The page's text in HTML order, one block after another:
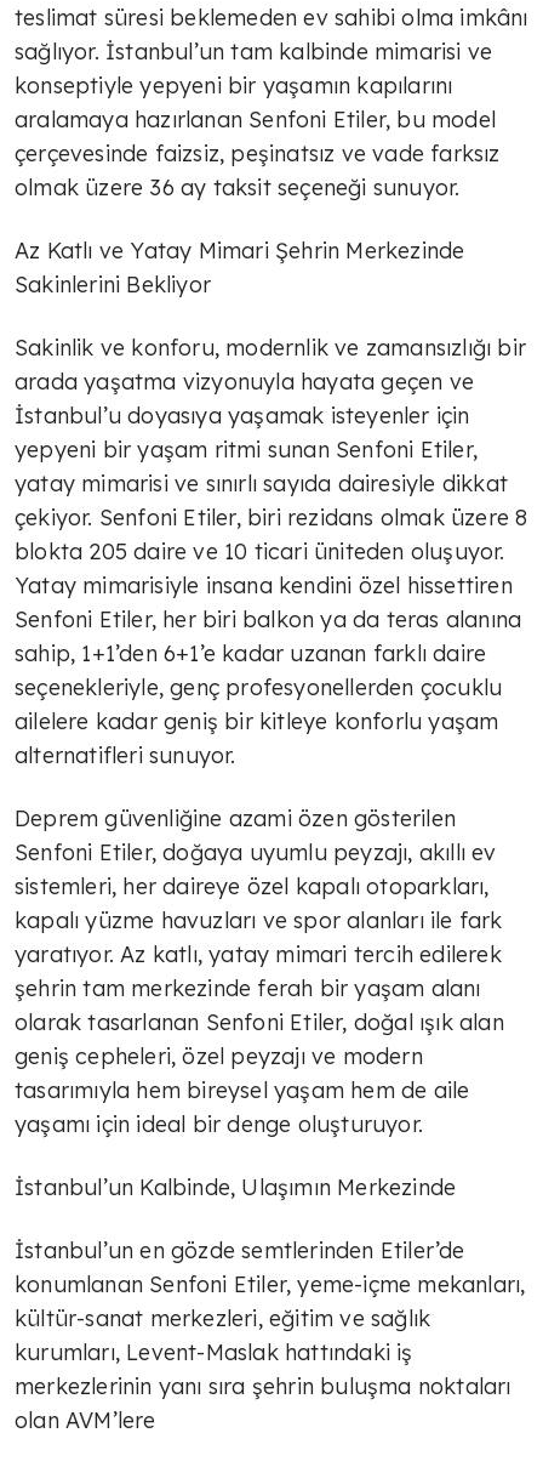
teslimat süresi beklemeden ev sahibi olma imkânı
sağlıyor. İstanbul’un tam kalbinde mimarisi ve
konseptiyle yepyeni bir yaşamın kapılarını
aralamaya hazırlanan Senfoni Etiler, bu model
çerçevesinde faizsiz, peşinatsız ve vade farksız
olmak üzere 36 ay taksit seçeneği sunuyor.
Az Katlı ve Yatay Mimari Şehrin Merkezinde
Sakinlerini Bekliyor
Sakinlik ve konforu, modernlik ve zamansızlığı bir
arada yaşatma vizyonuyla hayata geçen ve
İstanbul’u doyasıya yaşamak isteyenler için
yepyeni bir yaşam ritmi sunan Senfoni Etiler,
yatay mimarisi ve sınırlı sayıda dairesiyle dikkat
çekiyor. Senfoni Etiler, biri rezidans olmak üzere 8
blokta 205 daire ve 10 ticari üniteden oluşuyor.
Yatay mimarisiyle insana kendini özel hissettiren
Senfoni Etiler, her biri balkon ya da teras alanına
sahip, 1+1’den 6+1’e kadar uzanan farklı daire
seçenekleriyle, genç profesyonellerden çocuklu
ailelere kadar geniş bir kitleye konforlu yaşam
alternatifleri sunuyor.
Deprem güvenliğine azami özen gösterilen
Senfoni Etiler, doğaya uyumlu peyzajı, akıllı ev
sistemleri, her daireye özel kapalı otoparkları,
kapalı yüzme havuzları ve spor alanları ile fark
yaratıyor. Az katlı, yatay mimari tercih edilerek
şehrin tam merkezinde ferah bir yaşam alanı
olarak tasarlanan Senfoni Etiler, doğal ışık alan
geniş cepheleri, özel peyzajı ve modern
tasarımıyla hem bireysel yaşam hem de aile
yaşamı için ideal bir denge oluşturuyor.
İstanbul’un Kalbinde, Ulaşımın Merkezinde
İstanbul’un en gözde semtlerinden Etiler’de
konumlanan Senfoni Etiler, yeme-içme mekanları,
kültür-sanat merkezleri, eğitim ve sağlık
kurumları, Levent-Maslak hattındaki iş
merkezlerinin yanı sıra şehrin buluşma noktaları
olan AVM’lere